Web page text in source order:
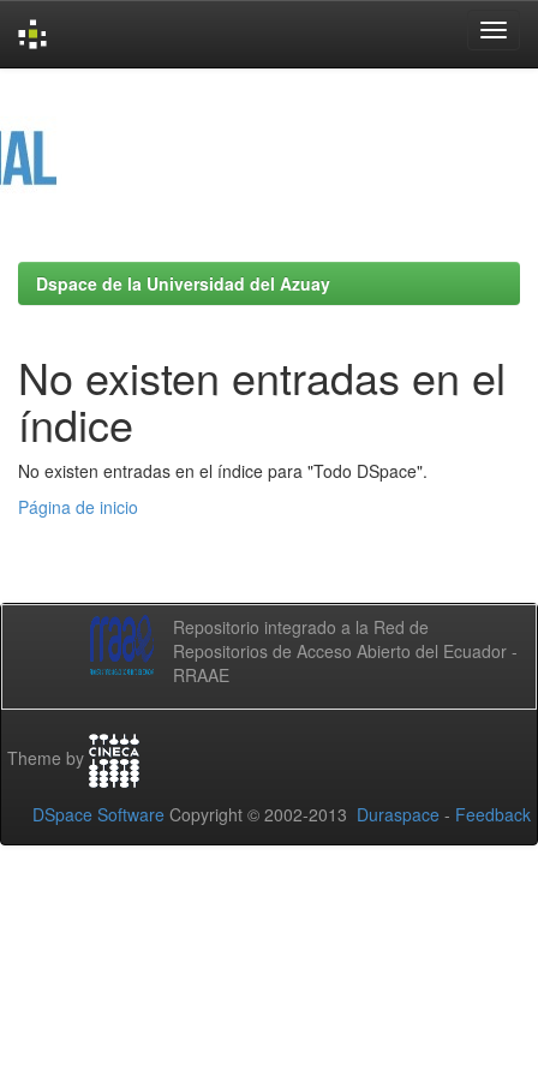
Dspace de la Universidad del Azuay
No existen entradas en el
índice
No existen entradas en el índice para "Todo DSpace".
Página de inicio
Repositorio integrado a la Red de
Repositorios de Acceso Abierto del Ecuador -
RRAAE
Theme by
DSpace Software Copyright © 2002-2013 Duraspace - Feedback